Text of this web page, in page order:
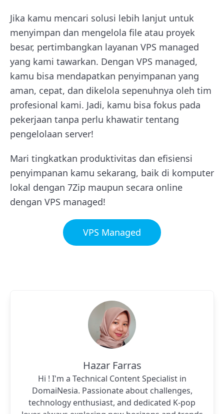
Jika kamu mencari solusi lebih lanjut untuk
menyimpan dan mengelola file atau proyek
besar, pertimbangkan layanan VPS managed
yang kami tawarkan. Dengan VPS managed,
kamu bisa mendapatkan penyimpanan yang
aman, cepat, dan dikelola sepenuhnya oleh tim
profesional kami. Jadi, kamu bisa fokus pada
pekerjaan tanpa perlu khawatir tentang
pengelolaan server!
Mari tingkatkan produktivitas dan efisiensi
penyimpanan kamu sekarang, baik di komputer
lokal dengan 7Zip maupun secara online
dengan VPS managed!
VPS Managed
Hazar Farras
Hi ! I'm a Technical Content Specialist in
DomaiNesia. Passionate about challenges,
technology enthusiast, and dedicated K-pop